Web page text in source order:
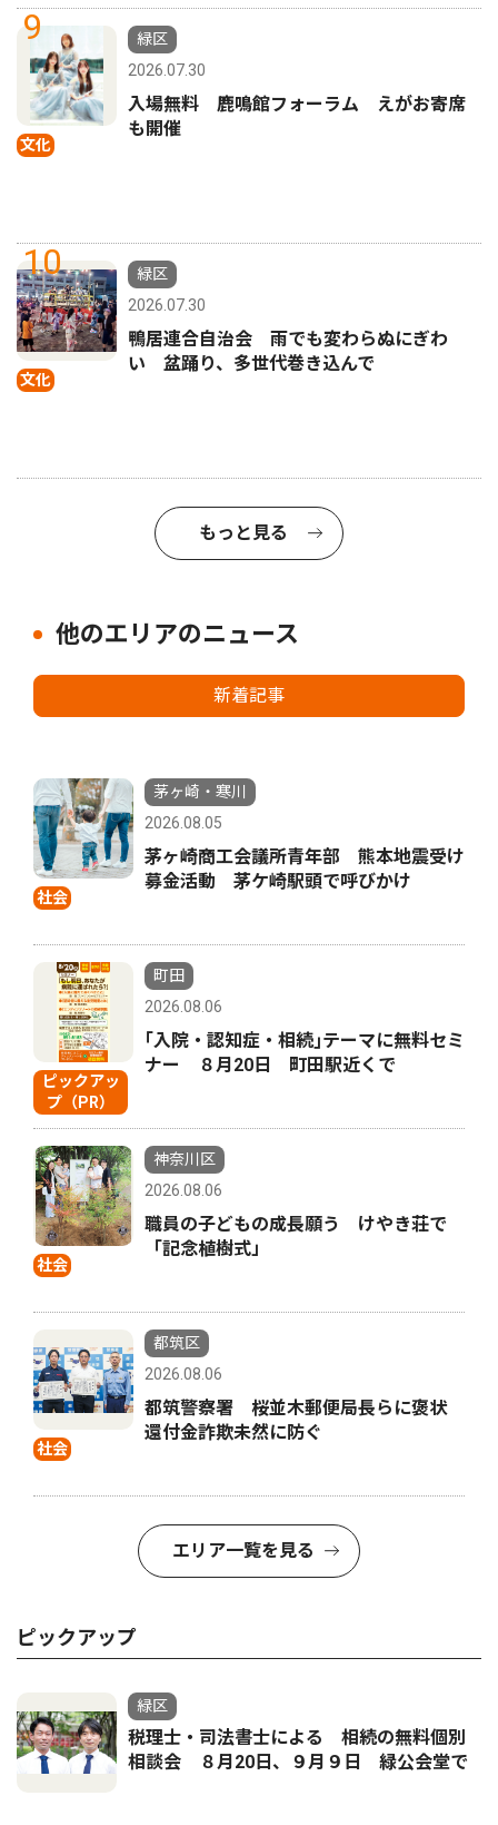
9
文化
緑区
2026.07.30
入場無料 鹿鳴館フォーラム えがお寄席
も開催
10
文化
緑区
2026.07.30
鴨居連合自治会 雨でも変わらぬにぎわ
い 盆踊り、多世代巻き込んで
もっと見る
他のエリアのニュース
新着記事
社会
茅ヶ崎・寒川
2026.08.05
茅ヶ崎商工会議所青年部 熊本地震受け
募金活動 茅ケ崎駅頭で呼びかけ
ピックアッ
プ（PR）
町田
2026.08.06
｢入院・認知症・相続｣テーマに無料セミ
ナー ８月20日 町田駅近くで
社会
神奈川区
2026.08.06
職員の子どもの成長願う けやき荘で
「記念植樹式」
社会
都筑区
2026.08.06
都筑警察署 桜並木郵便局長らに褒状
還付金詐欺未然に防ぐ
エリア一覧を見る
ピックアップ
緑区
税理士・司法書士による 相続の無料個別
相談会 ８月20日、９月９日 緑公会堂で